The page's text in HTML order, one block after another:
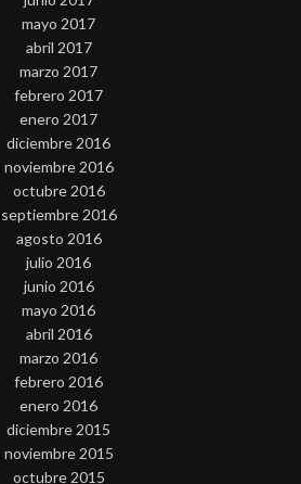
mayo 2017
abril 2017
marzo 2017
febrero 2017
enero 2017
diciembre 2016
noviembre 2016
octubre 2016
septiembre 2016
agosto 2016
julio 2016
junio 2016
mayo 2016
abril 2016
marzo 2016
febrero 2016
enero 2016
diciembre 2015
noviembre 2015
octubre 2015